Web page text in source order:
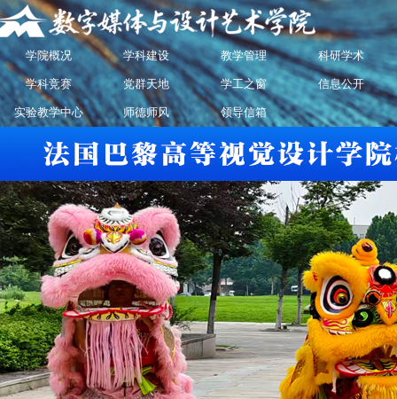
学院概况 学科建设 教学管理 科研学术
学科竞赛 党群天地 学工之窗 信息公开
实验教学中心 师德师风 领导信箱